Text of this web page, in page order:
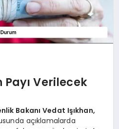
Payı Verilecek
Bakanı Vedat Işıkhan,
açıklamalarda